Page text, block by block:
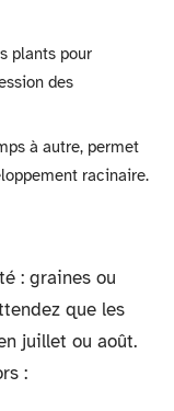
plants pour
des
à autre, permet
racinaire.
: graines ou
que les
juillet ou août.
: